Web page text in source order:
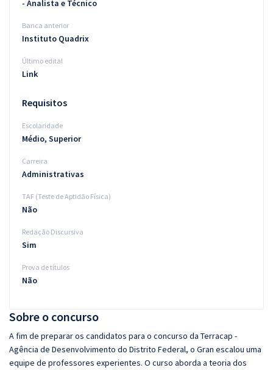
Sobre o concurso
A fim de preparar os candidatos para o concurso da Terracap -
Agência de Desenvolvimento do Distrito Federal, o Gran escalou uma
equipe de professores experientes. O curso aborda a teoria dos
- Analista e Técnico
Banca anterior
Instituto Quadrix
Último edital
Link
Requisitos
Escolaridade
Médio, Superior
Carreira
Administrativas
TAF (Teste de Aptidão Física)
Não
Redação Discursiva
Sim
Prova de títulos
Não